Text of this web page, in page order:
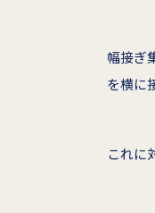
幅接ぎ
を横に
これに